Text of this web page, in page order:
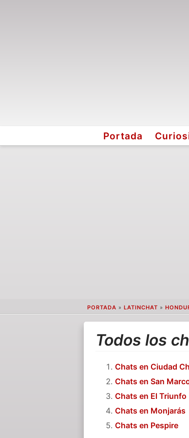
Portada
PORTADA » LATINCHAT »
Todos los
Chats en Ciudad
Chats en San
Chats en El Triunfo
Chats en Monjarás
Chats en Pespire